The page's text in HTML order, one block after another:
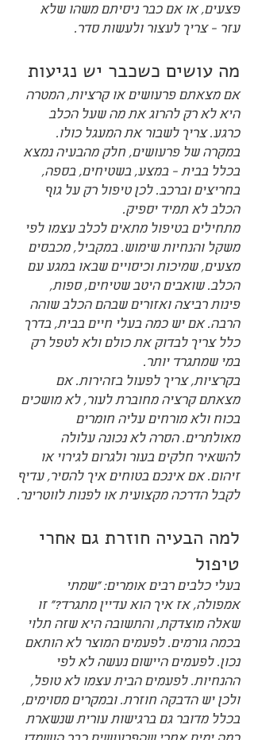
פצעים, או אם כבר ניסיתם משהו שלא
עזר - צריך לעצור ולעשות סדר.
מה עושים כשכבר יש נגיעות
אם מצאתם פרעושים או קרציות, המטרה
היא לא רק להרוג את מה שעל הכלב
כרגע. צריך לשבור את המעגל כולו.
במקרה של פרעושים, חלק מהבעיה נמצא
בכלל בבית - במצע, בשטיחים, בספה,
בחריצים וברכב. לכן טיפול רק על גוף
הכלב לא תמיד יספיק.
מתחילים בטיפול מתאים לכלב עצמו לפי
משקל והנחיות שימוש. במקביל, מכבסים
מצעים, שמיכות וכיסויים שבאו במגע עם
הכלב. שואבים היטב שטיחים, ספות,
פינות רביצה ואזורים שבהם הכלב שוהה
הרבה. אם יש כמה בעלי חיים בבית, בדרך
כלל צריך לבדוק את כולם ולא לטפל רק
במי שמתגרד יותר.
בקרציות, צריך לפעול בזהירות. אם
מצאתם קרציה מחוברת לעור, לא מושכים
בכוח ולא מורחים עליה חומרים
מאולתרים. הסרה לא נכונה עלולה
להשאיר חלקים בעור ולגרום לגירוי או
זיהום. אם אינכם בטוחים איך להסיר, עדיף
לקבל הדרכה מקצועית או לפנות לווטרינר.
למה הבעיה חוזרת גם אחרי
טיפול
בעלי כלבים רבים אומרים: "שמתי
אמפולה, אז איך הוא עדיין מתגרד?" זו
שאלה מוצדקת, והתשובה היא שזה תלוי
בכמה גורמים. לפעמים המוצר לא הותאם
נכון. לפעמים היישום נעשה לא לפי
ההנחיות. לפעמים הבית עצמו לא טופל,
ולכן יש הדבקה חוזרת. ובמקרים מסוימים,
בכלל מדובר גם ברגישות עורית שנשארת